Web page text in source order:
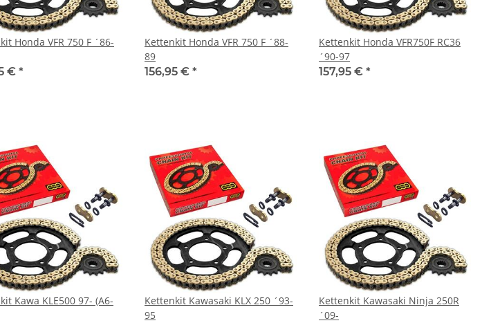
Honda VFR 750 F ´86-
€ *
Kettenkit Honda VFR 750 F ´88-
89
156,95 € *
Kettenkit Honda VFR750F RC36
´90-97
157,95 € *
Kawa KLE500 97- (A6-
Kettenkit Kawasaki KLX 250 ´93-
95
Kettenkit Kawasaki Ninja 250R
´09-